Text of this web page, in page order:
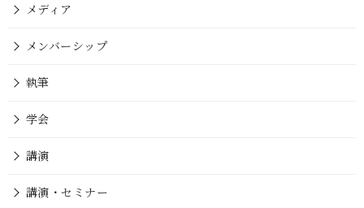
メディア
メンバーシップ
執筆
学会
講演
講演・セミナー